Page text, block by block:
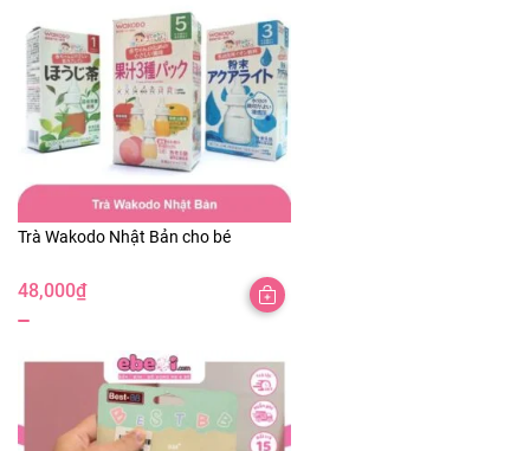
Trà Wakodo Nhật Bản cho bé
48,000₫